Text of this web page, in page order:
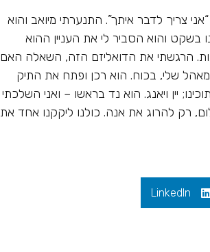
צריך לדבר איתך”. התנערתי מיואב והוא
בשקט והוא הסביר לי את העניין ההוא
הרגשתי את הדואליזם הזה, השאלה האם
שלי, בכוח. הוא רכן ופתח את התיק
יין ויאנג. הוא נד בראשו – ואני השלכתי
רק להרוג את אנה. כולנו ליקקנו אחד את
LinkedIn